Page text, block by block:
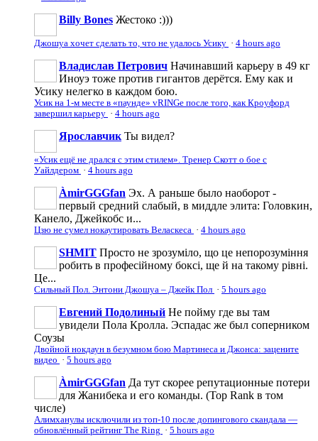
Billy Bones Жестоко :)))
Джошуа хочет сделать то, что не удалось Усику · 4 hours ago
Владислав Петрович Начинавший карьеру в 49 кг
Иноуэ тоже против гигантов дерётся. Ему как и
Усику нелегко в каждом бою.
Усик на 1-м месте в «паунде» vRINGe после того, как Кроуфорд
завершил карьеру · 4 hours ago
Ярославчик Ты видел?
«Усик ещё не дрался с этим стилем». Тренер Скотт о бое с
Уайлдером · 4 hours ago
ÀmirGGGfan Эх. А раньше было наоборот -
первый средний слабый, в миддле элита: Головкин,
Канело, Джейкобс и...
Цзю не сумел нокаутировать Веласкеса · 4 hours ago
SHMIT Просто не зрозуміло, що це непорозуміння
робить в професійному боксі, ще й на такому рівні.
Це...
Сильный Пол. Энтони Джошуа – Джейк Пол · 5 hours ago
Евгений Подолиный Не пойму где вы там
увидели Пола Кролла. Эспадас же был соперником
Соузы
Двойной нокдаун в безумном бою Мартинеса и Джонса: зацените
видео · 5 hours ago
ÀmirGGGfan Да тут скорее репутационные потери
для Жанибека и его команды. (Top Rank в том
числе)
Алимханулы исключили из топ-10 после допингового скандала —
обновлённый рейтинг The Ring · 5 hours ago